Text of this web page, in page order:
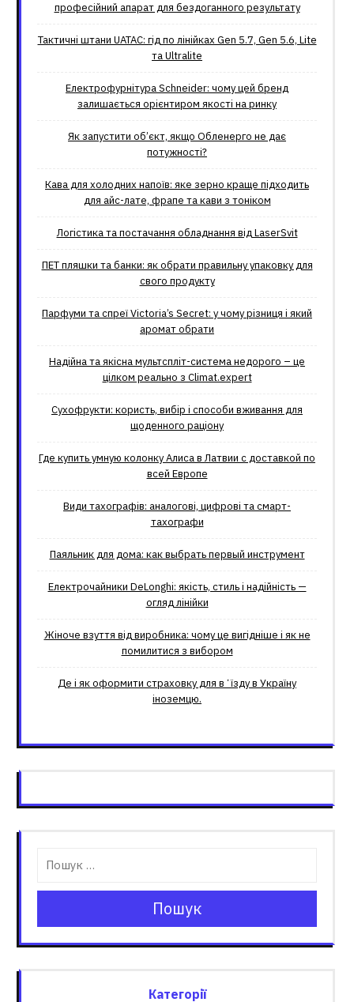
професійний апарат для бездоганного результату
Тактичні штани UATAC: гід по лінійках Gen 5.7, Gen 5.6, Lite
та Ultralite
Електрофурнітура Schneider: чому цей бренд
залишається орієнтиром якості на ринку
Як запустити об’єкт, якщо Обленерго не дає
потужності?
Кава для холодних напоїв: яке зерно краще підходить
для айс-лате, фрапе та кави з тоніком
Логістика та постачання обладнання від LaserSvit
ПЕТ пляшки та банки: як обрати правильну упаковку для
свого продукту
Парфуми та спреї Victoria’s Secret: у чому різниця і який
аромат обрати
Надійна та якісна мультспліт-система недорого – це
цілком реально з Climat.еxpert
Сухофрукти: користь, вибір і способи вживання для
щоденного раціону
Где купить умную колонку Алиса в Латвии с доставкой по
всей Европе
Види тахографів: аналогові, цифрові та смарт-
тахографи
Паяльник для дома: как выбрать первый инструмент
Електрочайники DeLonghi: якість, стиль і надійність —
огляд лінійки
Жіноче взуття від виробника: чому це вигідніше і як не
помилитися з вибором
Де і як оформити страховку для вʼїзду в Україну
іноземцю.
Пошук
Категорії